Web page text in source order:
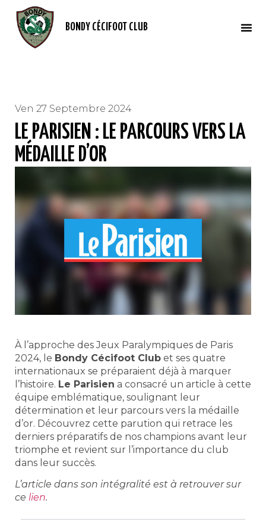
BONDY CÉCIFOOT CLUB
Ven 27 Septembre 2024
LE PARISIEN : LE PARCOURS VERS LA
MÉDAILLE D’OR
À l’approche des Jeux Paralympiques de Paris
2024, le Bondy Cécifoot Club et ses quatre
internationaux se préparaient déjà à marquer
l’histoire. Le Parisien a consacré un article à cette
équipe emblématique, soulignant leur
détermination et leur parcours vers la médaille
d’or. Découvrez cette parution qui retrace les
derniers préparatifs de nos champions avant leur
triomphe et revient sur l’importance du club
dans leur succès.
L’article dans son intégralité est à retrouver sur
ce lien.